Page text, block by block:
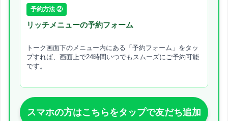
予約方法 ②
リッチメニューの予約フォーム
トーク画面下のメニュー内にある「予約フォーム」をタッ
プすれば、画面上で24時間いつでもスムーズにご予約可能
です。
スマホの方はこちらをタップで友だち追加